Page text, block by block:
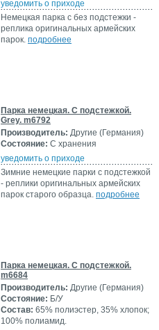
уведомить о приходе
Немецкая парка с без подстежки -
реплика оригинальных армейских
парок. подробнее
Парка немецкая. С подстежкой.
Grey. m6792
Производитель: Другие (Германия)
Состояние: С хранения
уведомить о приходе
Зимние немецкие парки с подстежкой
- реплики оригинальных армейских
парок старого образца. подробнее
Парка немецкая. С подстежкой.
m6684
Производитель: Другие (Германия)
Состояние: Б/У
Состав: 65% полиэстер, 35% хлопок;
100% полиамид.